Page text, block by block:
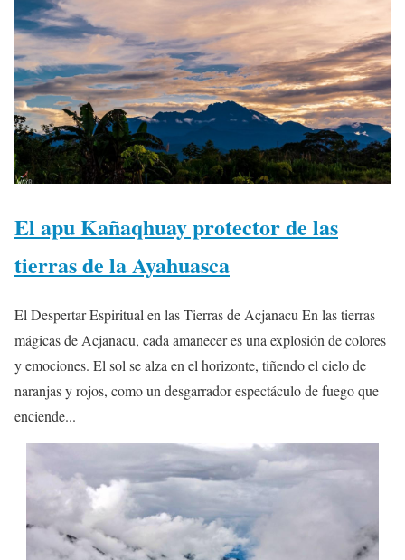
El apu Kañaqhuay protector de las
tierras de la Ayahuasca
El Despertar Espiritual en las Tierras de Acjanacu En las tierras
mágicas de Acjanacu, cada amanecer es una explosión de colores
y emociones. El sol se alza en el horizonte, tiñendo el cielo de
naranjas y rojos, como un desgarrador espectáculo de fuego que
enciende...